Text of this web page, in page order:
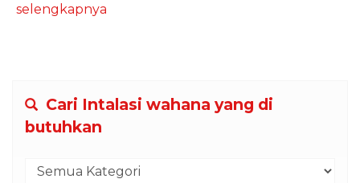
selengkapnya
Cari Intalasi wahana yang di
butuhkan